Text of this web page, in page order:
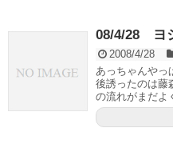
08/4/28 ヨ
2008/4/28
あっちゃんやっ
後誘ったのは
の流れがまだよ